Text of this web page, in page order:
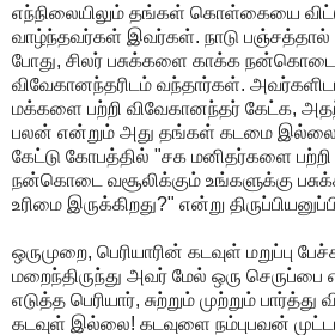
எந்நிலையிலும் தங்கள் கொள்கையை
வாழ்ந்தவர்கள் இவர்கள். நாடு பஞ்சத்தால்
போது, சிலர் பசுக்களை காக்க நன்கொடை
விவேகானந்தரிடம் வந்தார்கள்.
மக்களை பற்றி விவேகானந்தர் கேட்க,
பலன் என்றும் அது தங்கள் கடமை இல்லை
கேட்டு கோபத்தில் "சக மனிதர்களை
நன்கொடை வசூலிக்கும் உங்களுக்கு
உரிமை இருக்கிறது?" என்று
ஒருமுறை, பெரியாரின் கடவுள் மறுப்பு
மறைந்திருந்து அவர் மேல் ஒரு செருப்பை
எடுத்த பெரியார், சுற்றும் முற்றும்
கடவுள் இல்லை! கடவுளை நம்புபவன்